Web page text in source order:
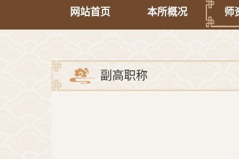
网站首页 本所概况 师
副高职称